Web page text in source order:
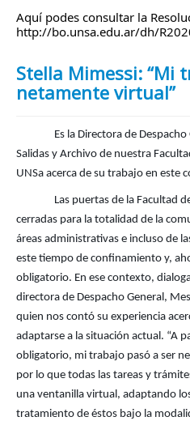
http://bo.unsa.edu.ar/dh/
Stella Mimessi: “Mi
netamente virtual”
Es la Directora de
Salidas y Archivo de nuestra
UNSa acerca de su trabajo en este
Las puertas de la Facultad
cerradas para la totalidad de la
áreas administrativas e incluso de
este tiempo de confinamiento y,
obligatorio. En ese contexto,
directora de Despacho General,
quien nos contó su experiencia
adaptarse a la situación actual. “A
obligatorio, mi trabajo pasó a ser
por lo que todas las tareas y
una ventanilla virtual, adaptando
tratamiento de éstos bajo la